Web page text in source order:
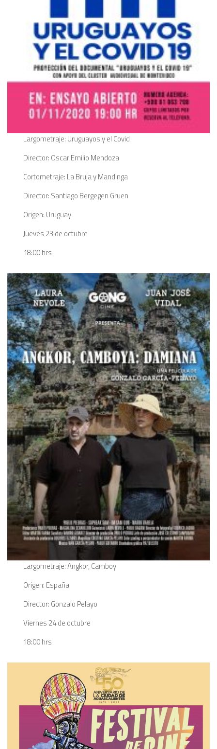
Largometraje: Uruguayos y el Covid
Director: Oscar Emilio Mendoza
Cortometraje: La Bruja y Mandinga
Director: Santiago Bergegen Gruen
Origen: Uruguay
Jueves 23 de octubre
18:00 hrs
Largometraje: Angkor, Camboy
Origen: España
Director: Gonzalo Pelayo
Viernes 24 de octubre
18:00 hrs